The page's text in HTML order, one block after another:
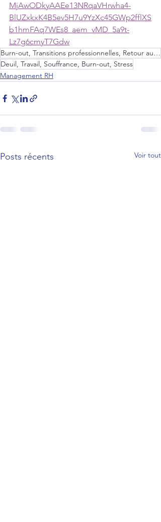
MjAwODkyAAEe13NRqaVHrwha4-
BlUZxkxK4B5ev5H7u9YzXc45GWp2fflXS
b1hmFAq7WEs8_aem_vMD_5a9t-
Lz7g6cmyT7Gdw
Burn-out, Transitions professionnelles, Retour au Travail, Formation, Création
Deuil, Travail, Souffrance, Burn-out, Stress
Management RH
Posts récents Voir tout